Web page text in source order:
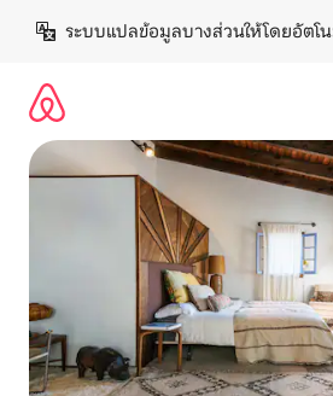
เนื้อหา
ระบบแปลข้อมูลบางส่วนให้โดยอัตโ